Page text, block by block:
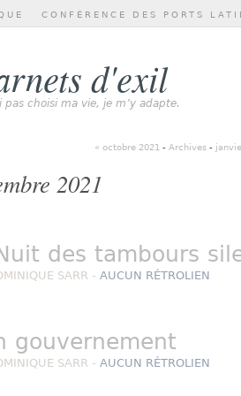
d'exil
pas choisi ma vie, je m’y adapte.
CONFÉRENCE DES PORTS
« octobre 2021 - Archives-
2021
des tambours
SARR - AUCUN RÉTROLIEN
gouvernement
SARR - AUCUN RÉTROLIEN